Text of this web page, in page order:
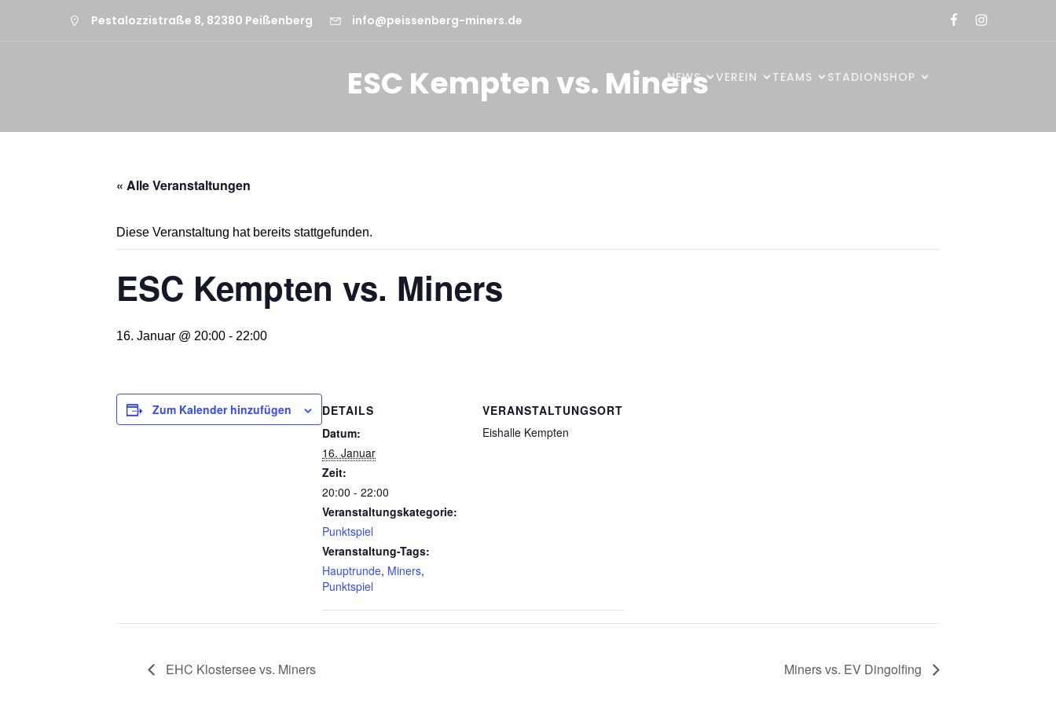
Pestalozzistraße 8, 82380 Peißenberg info@peissenberg-miners.de
NEWS VEREIN TEAMS STADIONSHOP
ESC Kempten vs. Miners
« Alle Veranstaltungen
Diese Veranstaltung hat bereits stattgefunden.
ESC Kempten vs. Miners
16. Januar @ 20:00 - 22:00
Zum Kalender hinzufügen
DETAILS
Datum:
16. Januar
Zeit:
20:00 - 22:00
Veranstaltungskategorie:
Punktspiel
Veranstaltung-Tags:
Hauptrunde, Miners,
Punktspiel
VERANSTALTUNGSORT
Eishalle Kempten
EHC Klostersee vs. Miners Miners vs. EV Dingolfing